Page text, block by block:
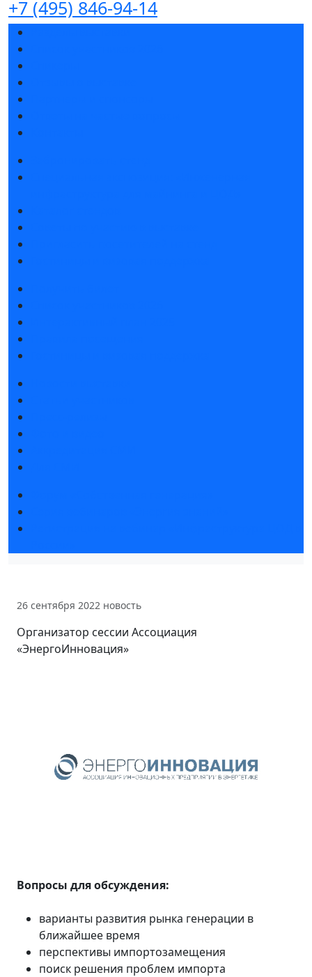
+7 (495) 846-94-14
26 сентября 2022 новость
Организатор сессии Ассоциация
«ЭнергоИнновация»
Вопросы для обсуждения:
варианты развития рынка генерации в
ближайшее время
перспективы импортозамещения
поиск решения проблем импорта